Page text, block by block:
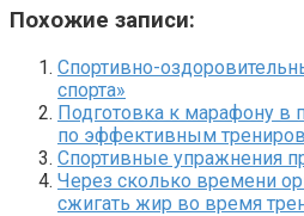
Похожие записи:
Спортивно-
спорта»
Подготовка к марафону в
по эффективным
Спортивные упражнения
Через сколько времени
сжигать жир во время